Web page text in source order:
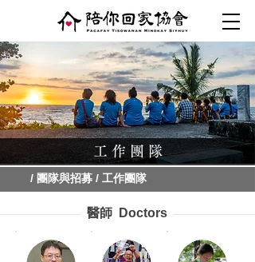
​工 作 團 隊
/ 團隊與招募 / 工作團隊
醫師 Doctors